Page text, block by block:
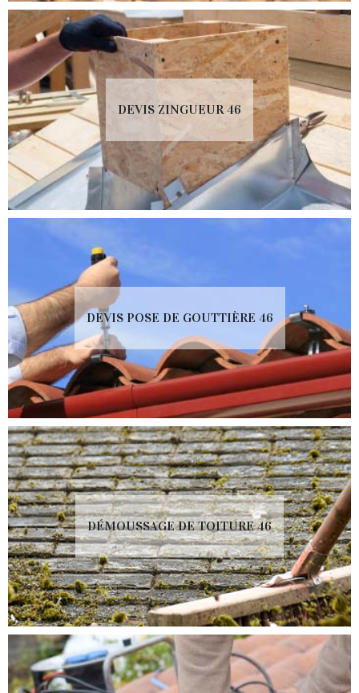
DEVIS ZINGUEUR 46
DEVIS POSE DE GOUTTIÈRE 46
DÉMOUSSAGE DE TOITURE 46